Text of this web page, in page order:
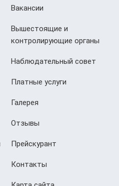
Вакансии
Вышестоящие и
контролирующие органы
Наблюдательный совет
Платные услуги
Галерея
Отзывы
Прейскурант
Контакты